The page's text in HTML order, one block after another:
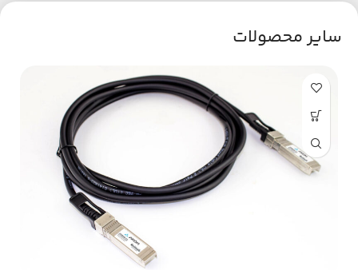
سایر محصولات